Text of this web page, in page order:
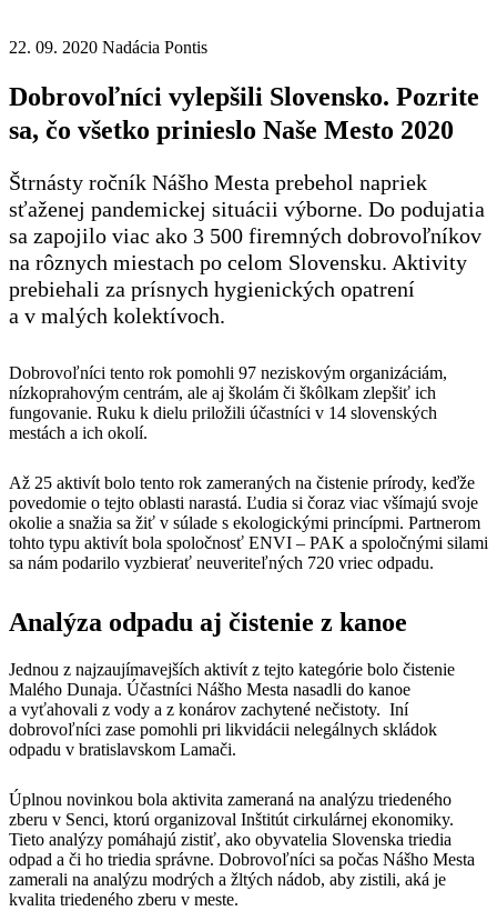
22. 09. 2020 Nadácia Pontis
Dobrovoľníci vylepšili Slovensko. Pozrite
sa, čo všetko prinieslo Naše Mesto 2020
Štrnásty ročník Nášho Mesta prebehol napriek
sťaženej pandemickej situácii výborne. Do podujatia
sa zapojilo viac ako 3 500 firemných dobrovoľníkov
na rôznych miestach po celom Slovensku. Aktivity
prebiehali za prísnych hygienických opatrení
a v malých kolektívoch.
Dobrovoľníci tento rok pomohli 97 neziskovým organizáciám,
nízkoprahovým centrám, ale aj školám či škôlkam zlepšiť ich
fungovanie. Ruku k dielu priložili účastníci v 14 slovenských
mestách a ich okolí.
Až 25 aktivít bolo tento rok zameraných na čistenie prírody, keďže
povedomie o tejto oblasti narastá. Ľudia si čoraz viac všímajú svoje
okolie a snažia sa žiť v súlade s ekologickými princípmi. Partnerom
tohto typu aktivít bola spoločnosť ENVI – PAK a spoločnými silami
sa nám podarilo vyzbierať neuveriteľných 720 vriec odpadu.
Analýza odpadu aj čistenie z kanoe
Jednou z najzaujímavejších aktivít z tejto kategórie bolo čistenie
Malého Dunaja. Účastníci Nášho Mesta nasadli do kanoe
a vyťahovali z vody a z konárov zachytené nečistoty. Iní
dobrovoľníci zase pomohli pri likvidácii nelegálnych skládok
odpadu v bratislavskom Lamači.
Úplnou novinkou bola aktivita zameraná na analýzu triedeného
zberu v Senci, ktorú organizoval Inštitút cirkulárnej ekonomiky.
Tieto analýzy pomáhajú zistiť, ako obyvatelia Slovenska triedia
odpad a či ho triedia správne. Dobrovoľníci sa počas Nášho Mesta
zamerali na analýzu modrých a žltých nádob, aby zistili, aká je
kvalita triedeného zberu v meste.